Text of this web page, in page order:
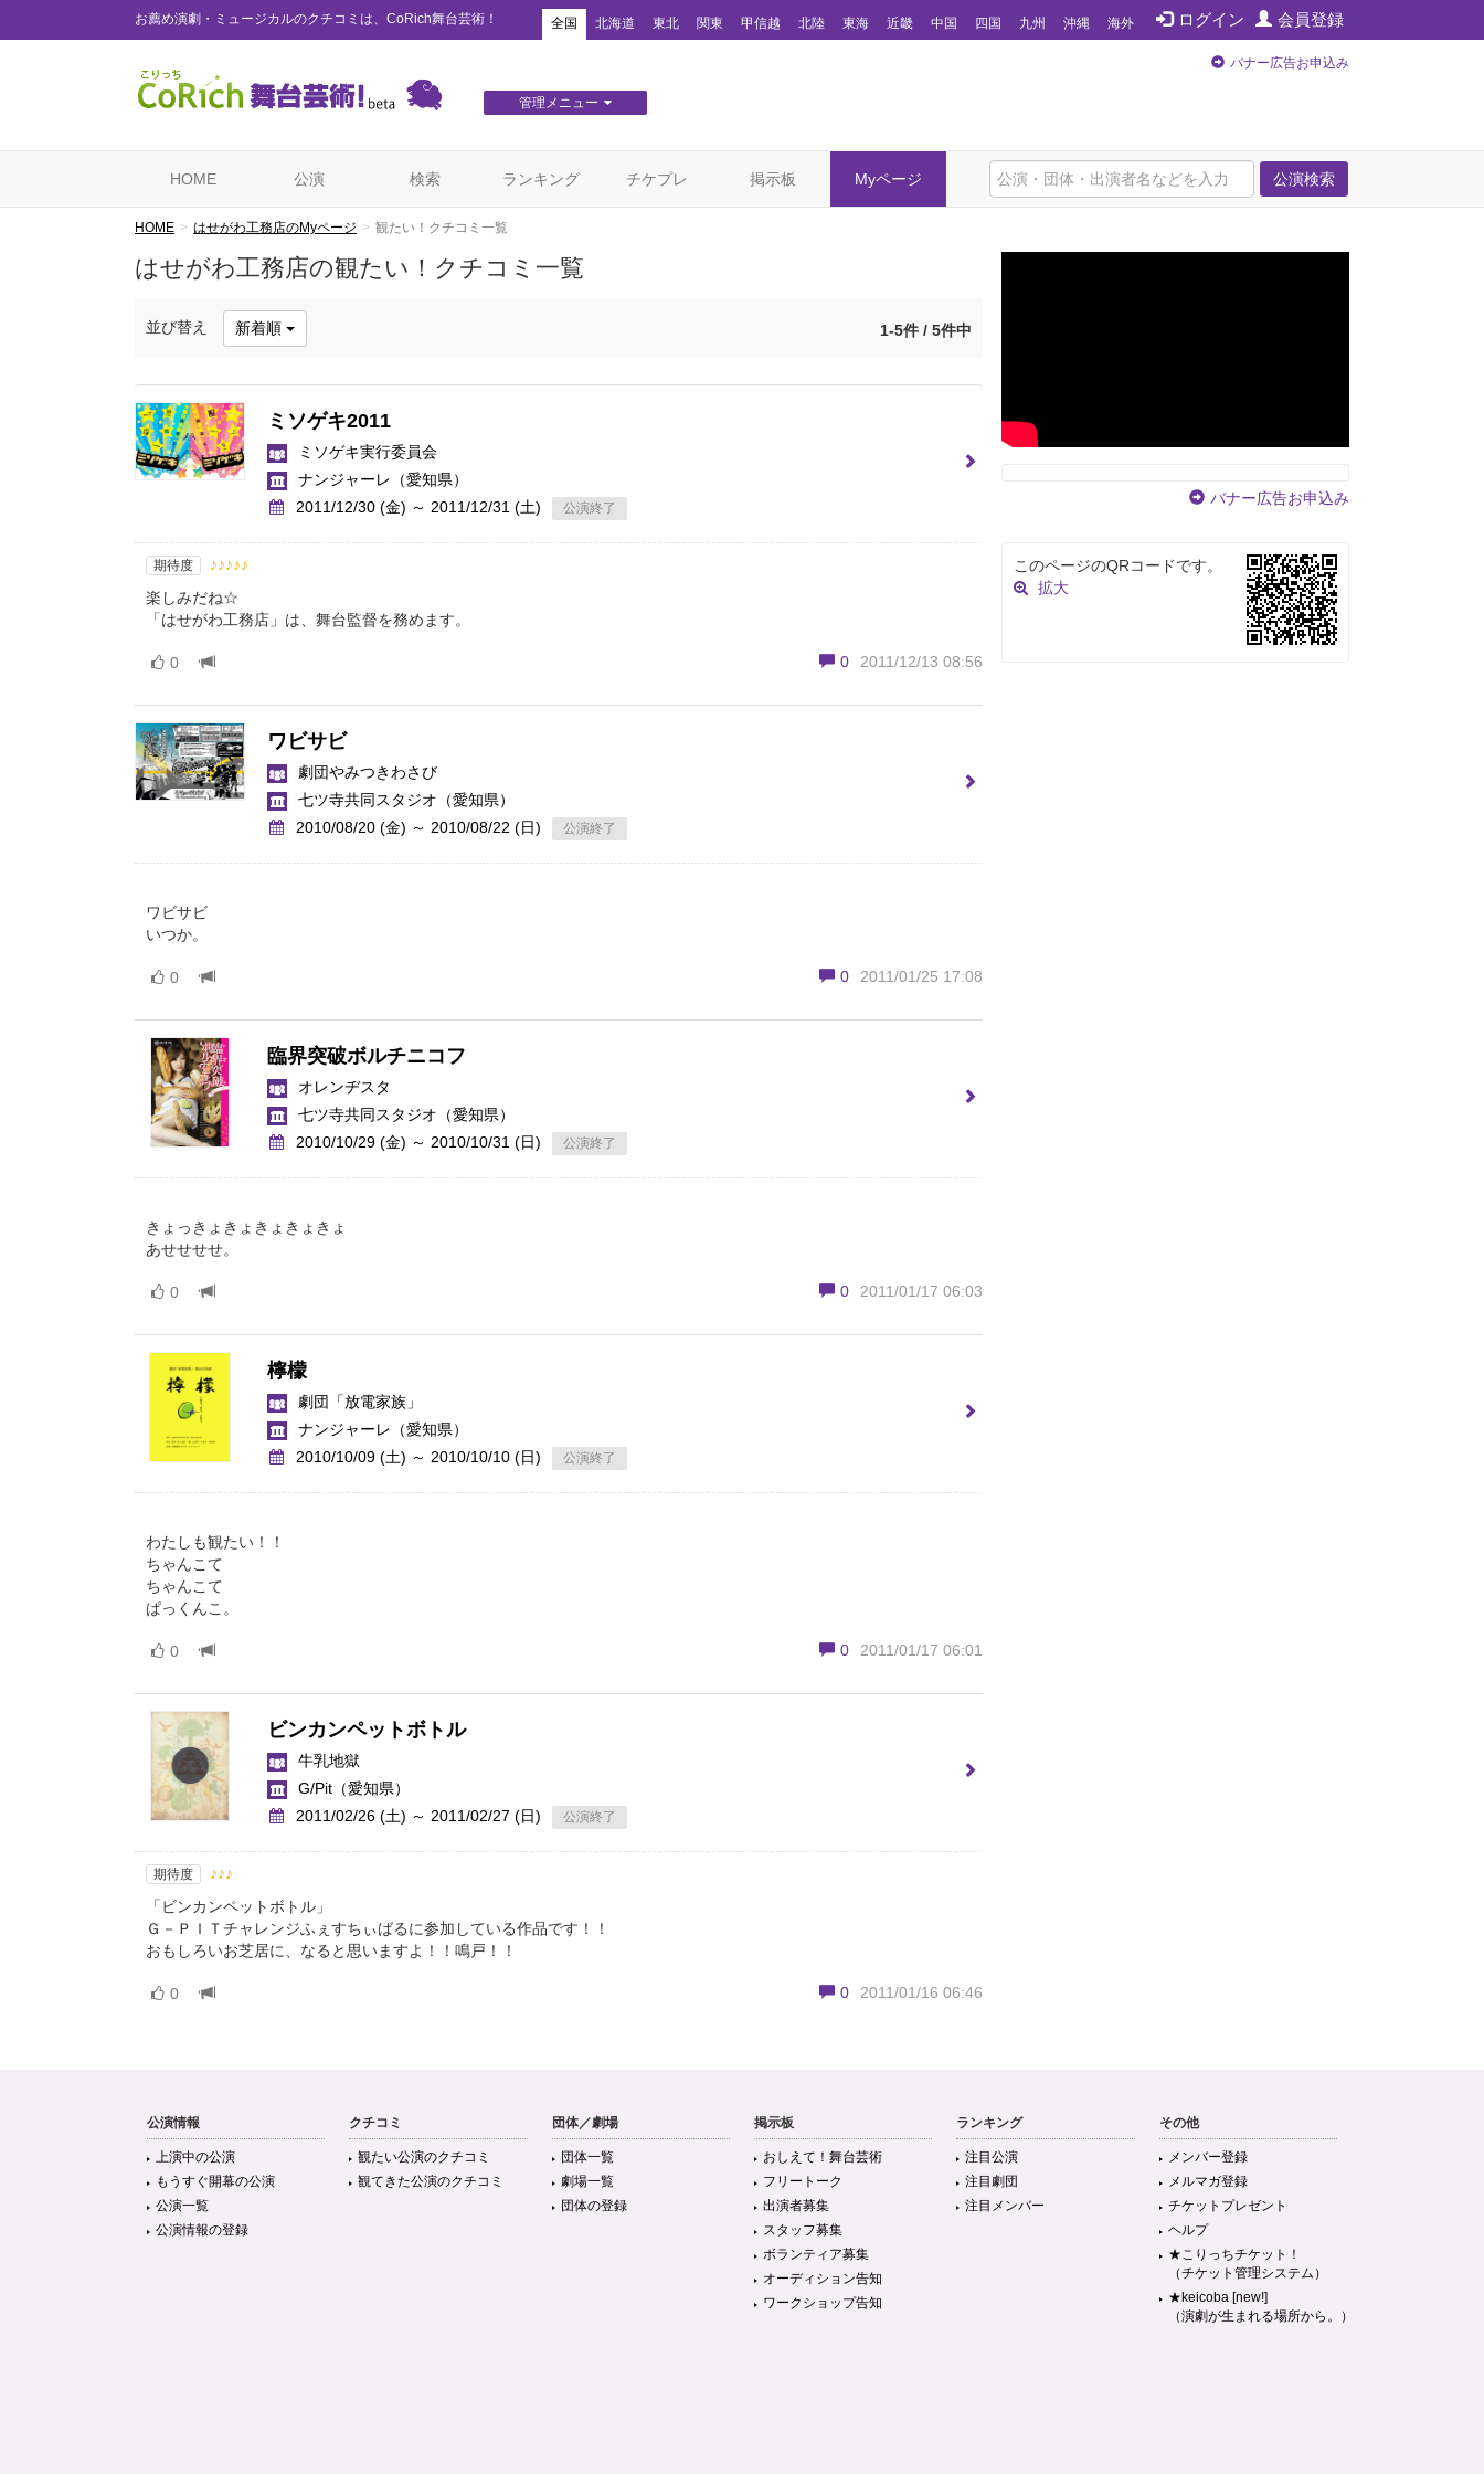
お薦め演劇・ミュージカルのクチコミは、CoRich舞台芸術！ ログイン 会員登録
全国 北海道 東北 関東 甲信越 北陸 東海 近畿 中国 四国 九州 沖縄 海外
管理メニュー
バナー広告お申込み
公演検索
HOME 公演 検索 ランキング チケプレ 掲示板 Myページ
HOME はせがわ工務店のMyページ 観たい！クチコミ一覧
はせがわ工務店の観たい！クチコミ一覧
並び替え 新着順 1-5件 / 5件中
ミソゲキ2011
ミソゲキ実行委員会
ナンジャーレ （愛知県）
2011/12/30 (金) ～ 2011/12/31 (土)
公演終了
期待度
♪♪♪♪♪
楽しみだね☆
「はせがわ工務店」は、舞台監督を務めます。
0 2011/12/13 08:56
0
ワビサビ
劇団やみつきわさび
七ツ寺共同スタジオ （愛知県）
2010/08/20 (金) ～ 2010/08/22 (日)
公演終了
ワビサビ
いつか。
0 2011/01/25 17:08
0
臨界突破ボルチニコフ
オレンヂスタ
七ツ寺共同スタジオ （愛知県）
2010/10/29 (金) ～ 2010/10/31 (日)
公演終了
きょっきょきょきょきょきょ
あせせせせ。
0 2011/01/17 06:03
0
檸檬
劇団「放電家族」
ナンジャーレ （愛知県）
2010/10/09 (土) ～ 2010/10/10 (日)
公演終了
わたしも観たい！！
ちゃんこて
ちゃんこて
ぱっくんこ。
0 2011/01/17 06:01
0
ビンカンペットボトル
牛乳地獄
G/Pit （愛知県）
2011/02/26 (土) ～ 2011/02/27 (日)
公演終了
期待度
♪♪♪
「ビンカンペットボトル」
Ｇ－ＰＩＴチャレンジふぇすちぃばるに参加している作品です！！
おもしろいお芝居に、なると思いますよ！！鳴戸！！
0 2011/01/16 06:46
0
バナー広告お申込み
このページのQRコードです。
拡大
公演情報
上演中の公演
もうすぐ開幕の公演
公演一覧
公演情報の登録
クチコミ
観たい公演のクチコミ
観てきた公演のクチコミ
団体／劇場
団体一覧
劇場一覧
団体の登録
掲示板
おしえて！舞台芸術
フリートーク
出演者募集
スタッフ募集
ボランティア募集
オーディション告知
ワークショップ告知
ランキング
注目公演
注目劇団
注目メンバー
その他
メンバー登録
メルマガ登録
チケットプレゼント
ヘルプ
★こりっちチケット！
（チケット管理システム）
★keicoba [new!]
（演劇が生まれる場所から。）